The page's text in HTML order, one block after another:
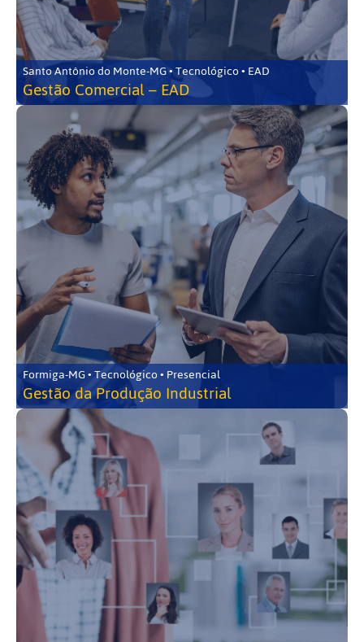
Santo Antônio do Monte-MG • Tecnológico • EAD
Gestão Comercial – EAD
Formiga-MG • Tecnológico • Presencial
Gestão da Produção Industrial